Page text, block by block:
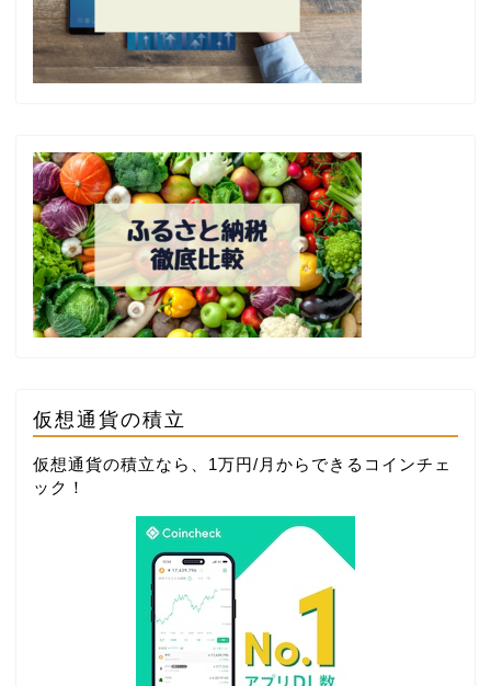
仮想通貨の積立
仮想通貨の積立なら、1万円/月からできる コインチェ
ック ！